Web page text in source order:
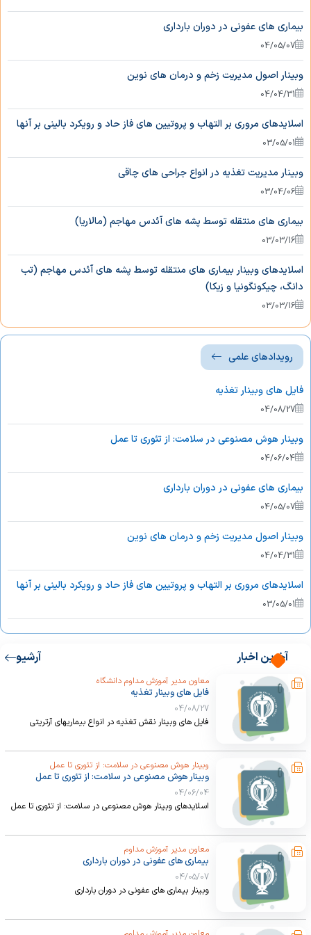
بیماری های عفونی در دوران بارداری
04/05/07
وبینار اصول مدیریت زخم و درمان های نوین
04/04/31
اسلایدهای مروری بر التهاب و پروتیین های فاز حاد و رویکرد بالینی بر آنها
03/05/01
وبینار مدیریت تغذیه در انواع جراحی های چاقی
03/04/06
بیماری های منتقله توسط پشه های آئدس مهاجم (مالاریا)
03/03/16
اسلایدهای وبینار بیماری های منتقله توسط پشه های آئدس مهاجم (تب
دانگ، چیکونگونیا و زیکا)
03/03/16
رویدادهای علمی
فایل های وبینار تغذیه
04/08/27
وبینار هوش مصنوعی در سلامت: از تئوری تا عمل
04/06/04
بیماری های عفونی در دوران بارداری
04/05/07
وبینار اصول مدیریت زخم و درمان های نوین
04/04/31
اسلایدهای مروری بر التهاب و پروتیین های فاز حاد و رویکرد بالینی بر آنها
03/05/01
وبینار مدیریت تغذیه در انواع جراحی های چاقی
03/04/06
برگزاری برنامه طب کار استان گلستان
02/10/05
وبینار آشنایی با تداخلات دارویی و غذایی مهم فرآورده های گیاهی
02/06/26
آخرین اخبار آرشیو
معاون مدیر آموزش مداوم دانشگاه
فایل های وبینار تغذیه
04/08/27
فایل های وبینار نقش تغذیه در انواع بیماریهای آرتریتی
وبینار هوش مصنوعی در سلامت: از تئوری تا عمل
وبینار هوش مصنوعی در سلامت: از تئوری تا عمل
04/06/04
اسلایدهای وبینار هوش مصنوعی در سلامت: از تئوری تا عمل
معاون مدیر آموزش مداوم
بیماری های عفونی در دوران بارداری
04/05/07
وبینار بیماری های عفونی در دوران بارداری